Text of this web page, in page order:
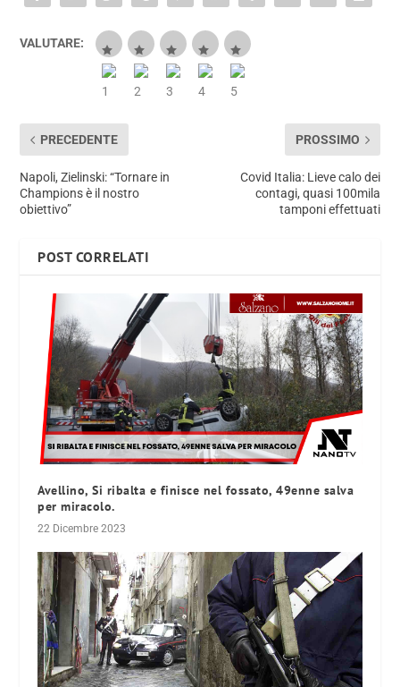
VALUTARE:
PRECEDENTE
Napoli, Zielinski: “Tornare in
Champions è il nostro
obiettivo”
PROSSIMO
Covid Italia: Lieve calo dei
contagi, quasi 100mila
tamponi effettuati
POST CORRELATI
Avellino, Si ribalta e finisce nel fossato, 49enne salva
per miracolo.
22 Dicembre 2023